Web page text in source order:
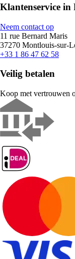
Klantenservice
Neem contact op
11 rue Bernard Maris
37270 Montlouis-sur-
+33 1 86 47 62 58
Veilig betalen
Koop met vertrouwen